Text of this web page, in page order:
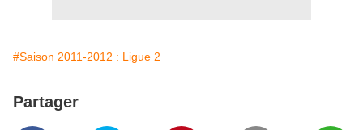
#Saison 2011-2012 : Ligue 2
Partager